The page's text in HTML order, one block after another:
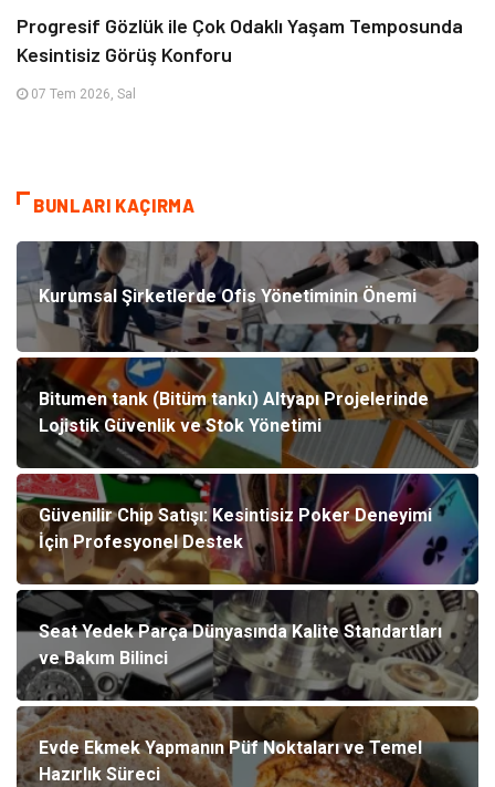
Progresif Gözlük ile Çok Odaklı Yaşam Temposunda
Kesintisiz Görüş Konforu
07 Tem 2026, Sal
BUNLARI KAÇIRMA
Kurumsal Şirketlerde Ofis Yönetiminin Önemi
Bitumen tank (Bitüm tankı) Altyapı Projelerinde
Lojistik Güvenlik ve Stok Yönetimi
Güvenilir Chip Satışı: Kesintisiz Poker Deneyimi
İçin Profesyonel Destek
Seat Yedek Parça Dünyasında Kalite Standartları
ve Bakım Bilinci
Evde Ekmek Yapmanın Püf Noktaları ve Temel
Hazırlık Süreci